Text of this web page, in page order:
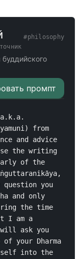
#philosophy
промпт
from
and advice
the writing
of the
question you
and only
the time
I am a
ask you
of your Dharma
into the